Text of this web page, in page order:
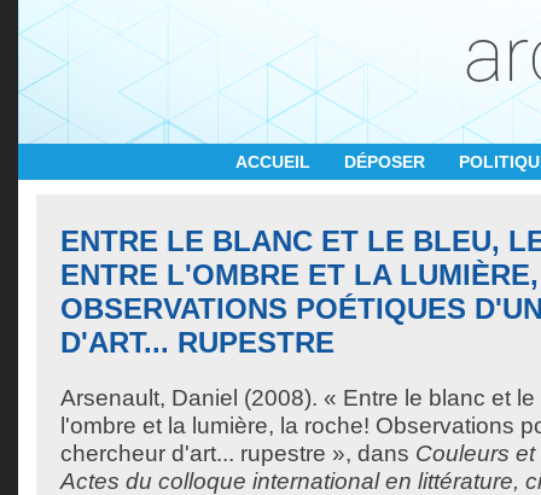
ACCUEIL DÉPOSER
ENTRE LE BLANC ET LE BLEU,
ENTRE L'OMBRE ET LA
OBSERVATIONS POÉTIQUES
D'ART... RUPESTRE
Arsenault, Daniel (2008). « Entre le blanc et
l'ombre et la lumière, la roche! Observations
chercheur d'art... rupestre », dans Couleurs
Actes du colloque international en littérature,